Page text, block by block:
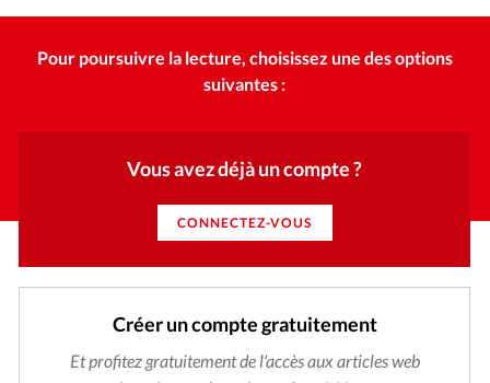
Pour poursuivre la lecture, choisissez une des options
suivantes :
Vous avez déjà un compte ?
CONNECTEZ-VOUS
Créer un compte gratuitement
Et profitez gratuitement de l'accès aux articles web